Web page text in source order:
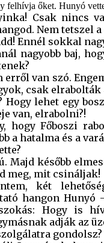
felhívja őket. Hunyó
Csak nincs
Nem tetszel
Ennél sokkal
nagyobb baj,
erről van szó.
csak elrabolták
Hogy lehet egy
van, elrabolni?!
hogy Főboszi
a hatalma és a
Majd később
meg, mit csináljak!
két
hangon Hunyó
Hogy is
adják az
gondolsz?